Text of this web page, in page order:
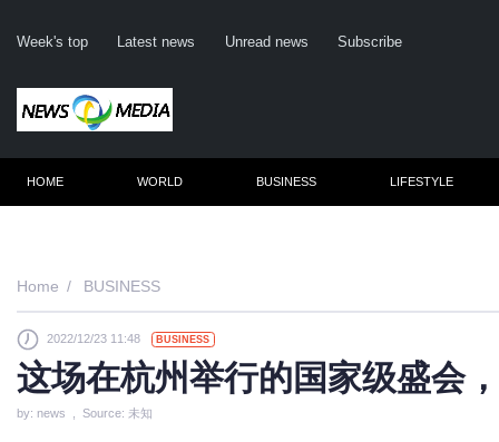
Week's top Latest news Unread news Subscribe
HOME WORLD BUSINESS LIFESTYLE
Home BUSINESS
2022/12/23 11:48 BUSINESS
这场在杭州举行的国家级盛会
by: news , Source: 未知